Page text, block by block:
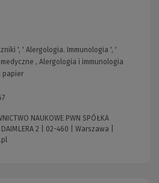
', ' Alergologia. Immunologia ', '
, Alergologia i immunologia
papier
NAUKOWE PWN SPÓŁKA
DAIMLERA 2 | 02-460 | Warszawa |